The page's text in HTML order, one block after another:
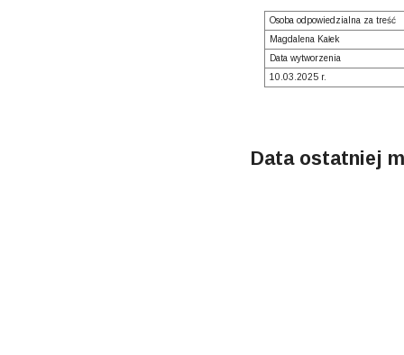
Osoba odpowiedzialna za treść
Magdalena Kałek
Data wytworzenia
10.03.2025 r.
Data ostatniej